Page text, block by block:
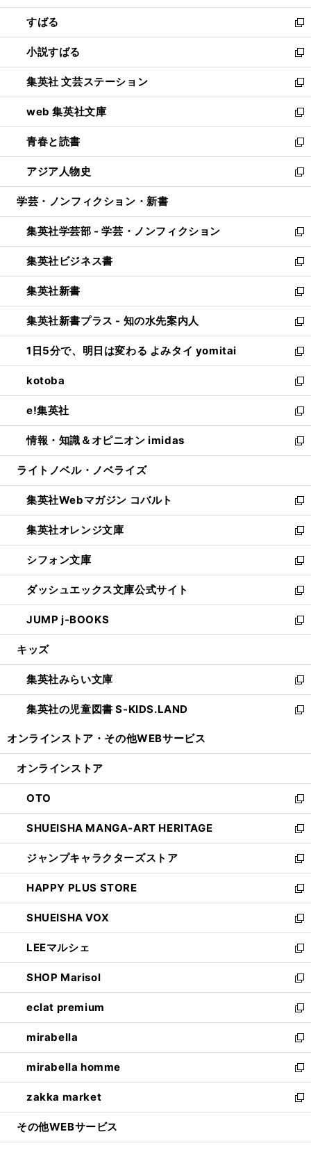
開
く
ウ
で
開
く
ン
ド
ウ
で
開
く
すばる
新
し
い
ウ
ィ
ン
ド
ウ
で
開
く
小説すばる
新
し
い
ウ
ィ
ン
ド
ウ
で
開
集英社 文芸ステーション
新
し
い
ウ
ィ
ン
ド
ウ
開
く
web 集英社文庫
新
し
い
ウ
ィ
ン
ウ
で
開
く
青春と読書
新
し
い
ウ
ン
ド
ウ
で
開
く
アジア人物史
新
し
ウ
ィ
ン
ド
ウ
で
開
く
学芸・ノンフィクション・新書
集英社学芸部 - 学芸・ノンフィクション
新
し
い
ウ
ィ
ン
ド
ウ
で
開
く
集英社ビジネス書
新
し
い
ウ
ィ
ン
ド
ウ
で
開
く
集英社新書
新
し
い
ウ
ィ
ン
ド
ウ
で
開
く
集英社新書プラス - 知の水先案内人
新
し
い
ウ
ィ
ン
ド
ウ
で
開
1日5分で、明日は変わる よみタイ yomitai
新
し
い
ウ
ィ
ン
ド
ウ
開
く
kotoba
新
し
い
ウ
ィ
ン
ウ
で
開
く
e!集英社
新
し
い
ウ
ン
ド
ウ
で
開
く
情報・知識＆オピニオン imidas
新
し
ウ
ィ
ン
ド
ウ
で
開
く
ライトノベル・ノベライズ
集英社Webマガジン コバルト
新
し
い
ウ
ィ
ン
ド
ウ
で
開
集英社オレンジ文庫
新
し
い
ウ
ィ
ン
ド
ウ
開
く
シフォン文庫
新
し
い
ウ
ィ
ン
ウ
で
開
く
ダッシュエックス文庫公式サイト
新
し
い
ウ
ン
ド
ウ
で
JUMP j-BOOKS
新
し
ウ
ィ
ン
ド
開
キッズ
集英社みらい文庫
新
し
い
ン
ウ
で
開
く
集英社の児童図書 S-KIDS.LAND
新
ウ
ン
ド
ウ
で
開
く
オンラインストア・ その他WEBサービス
オンラインストア
OTO
新
し
い
ウ
ィ
ン
ド
ウ
で
開
く
SHUEISHA MANGA-ART HERITAGE
新
し
い
ウ
ィ
ン
ド
ウ
で
開
く
ジャンプキャラクターズストア
新
し
い
ウ
ィ
ン
ド
ウ
で
開
く
HAPPY PLUS STORE
新
し
い
ウ
ィ
ン
ド
ウ
で
開
く
SHUEISHA VOX
新
し
い
ウ
ィ
ン
ド
ウ
で
開
く
LEEマルシェ
新
し
い
ウ
ィ
ン
ド
ウ
で
開
く
SHOP Marisol
新
し
い
ウ
ィ
ン
ド
ウ
で
開
eclat premium
新
し
い
ウ
ィ
ン
ド
ウ
開
mirabella
新
し
い
ウ
ィ
ン
ウ
mirabella homme
新
し
い
ウ
ン
zakka market
新
し
ウ
その他WEBサービス